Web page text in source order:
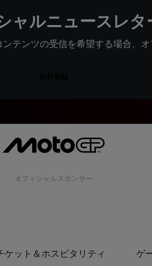
ャルニュースレタ
テンツの受信を希望する場合、
オフィシャルスポンサー
ケット＆ホスピタリティ ゲ